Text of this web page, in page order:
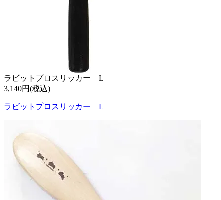
ラビットプロスリッカー L
3,140円(税込)
ラビットプロスリッカー L